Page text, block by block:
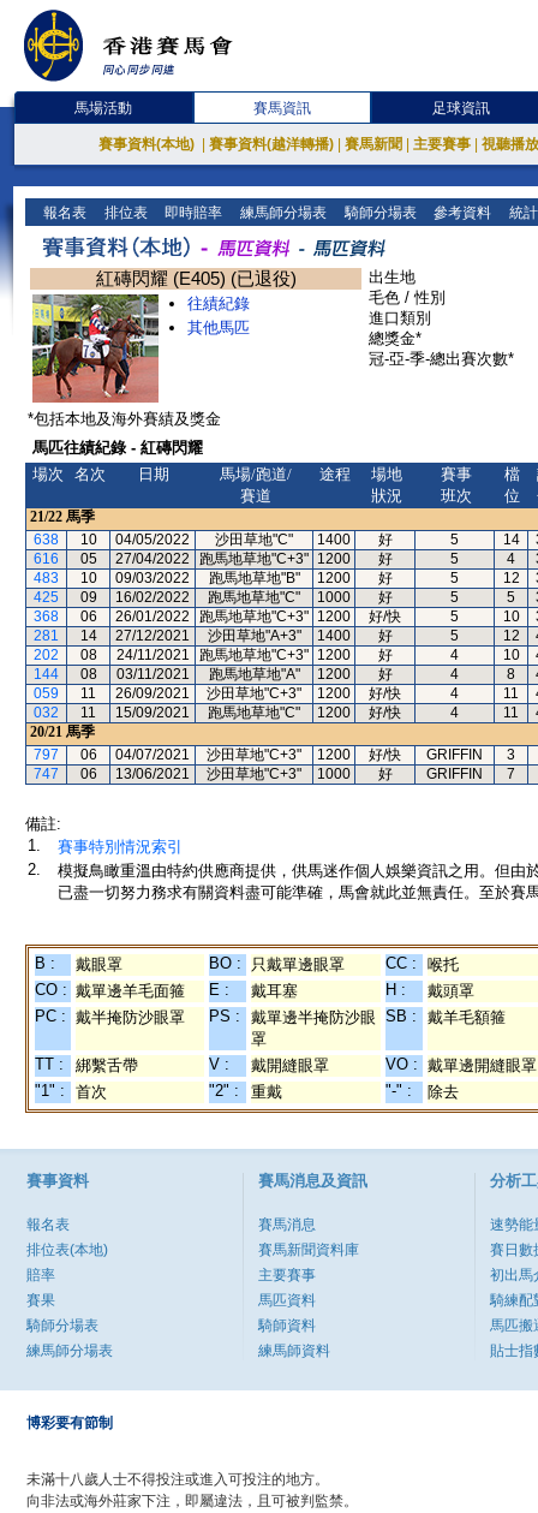
馬場活動 賽馬資訊 足球資訊
賽事資料(本地) 賽事資料(越洋轉播) 賽馬新聞 主要賽事 視聽播
報名表 排位表 即時賠率 練馬師分場表 騎師分場表 參考資料 統
紅磚閃耀 (E405) (已退役)
往績紀錄
其他馬匹
出生地
毛色 / 性別
進口類別
總獎金*
冠-亞-季-總出賽次數*
*包括本地及海外賽績及獎金
馬匹往績紀錄 - 紅磚閃耀
場次
名次 日期
馬場/跑道/
賽道
途程
場地
狀況
賽事
班次
檔
位
21/22 馬季
638
10 04/05/2022 沙田草地"C" 1400 好 5 14
616
05 27/04/2022 跑馬地草地"C+3" 1200 好 5 4
483
10 09/03/2022 跑馬地草地"B" 1200 好 5 12
425
09 16/02/2022 跑馬地草地"C" 1000 好 5 5
368
06 26/01/2022 跑馬地草地"C+3" 1200 好/快 5 10
281
14 27/12/2021 沙田草地"A+3" 1400 好 5 12
202
08 24/11/2021 跑馬地草地"C+3" 1200 好 4 10
144
08 03/11/2021 跑馬地草地"A" 1200 好 4 8
059
11 26/09/2021 沙田草地"C+3" 1200 好/快 4 11
032
11 15/09/2021 跑馬地草地"C" 1200 好/快 4 11
20/21 馬季
797
06 04/07/2021 沙田草地"C+3" 1200 好/快 GRIFFIN
3
747
06 13/06/2021 沙田草地"C+3" 1000 好 GRIFFIN 7
備註:
1.
賽事特別情況索引
2.
模擬鳥瞰重溫由特約供應商提供，供馬迷作個人娛樂資訊之用。但
已盡一切努力務求有關資料盡可能準確，馬會就此並無責任。至於賽
B : 戴眼罩 BO : 只戴單邊眼罩 CC :
喉托
CO : 戴單邊羊毛面箍 E : 戴耳塞 H :
戴頭罩
PC : 戴半掩防沙眼罩 PS :
戴單邊半掩防沙眼
罩
SB : 戴羊毛額箍
TT : 綁繫舌帶 V : 戴開縫眼罩 VO : 戴單邊開縫眼罩
"1" :
首次 "2" : 重戴 "-" : 除去
賽事資料
報名表
排位表(本地)
賠率
賽果
騎師分場表
練馬師分場表
賽馬消息及資訊
賽馬消息
賽馬新聞資料庫
主要賽事
馬匹資料
騎師資料
練馬師資料
分析
速勢能
賽日數
初出馬
騎練配
馬匹搬
貼士指
博彩要有節制
未滿十八歲人士不得投注或進入可投注的地方。
向非法或海外莊家下注，即屬違法，且可被判監禁。